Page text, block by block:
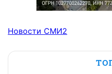
Новости СМИ2